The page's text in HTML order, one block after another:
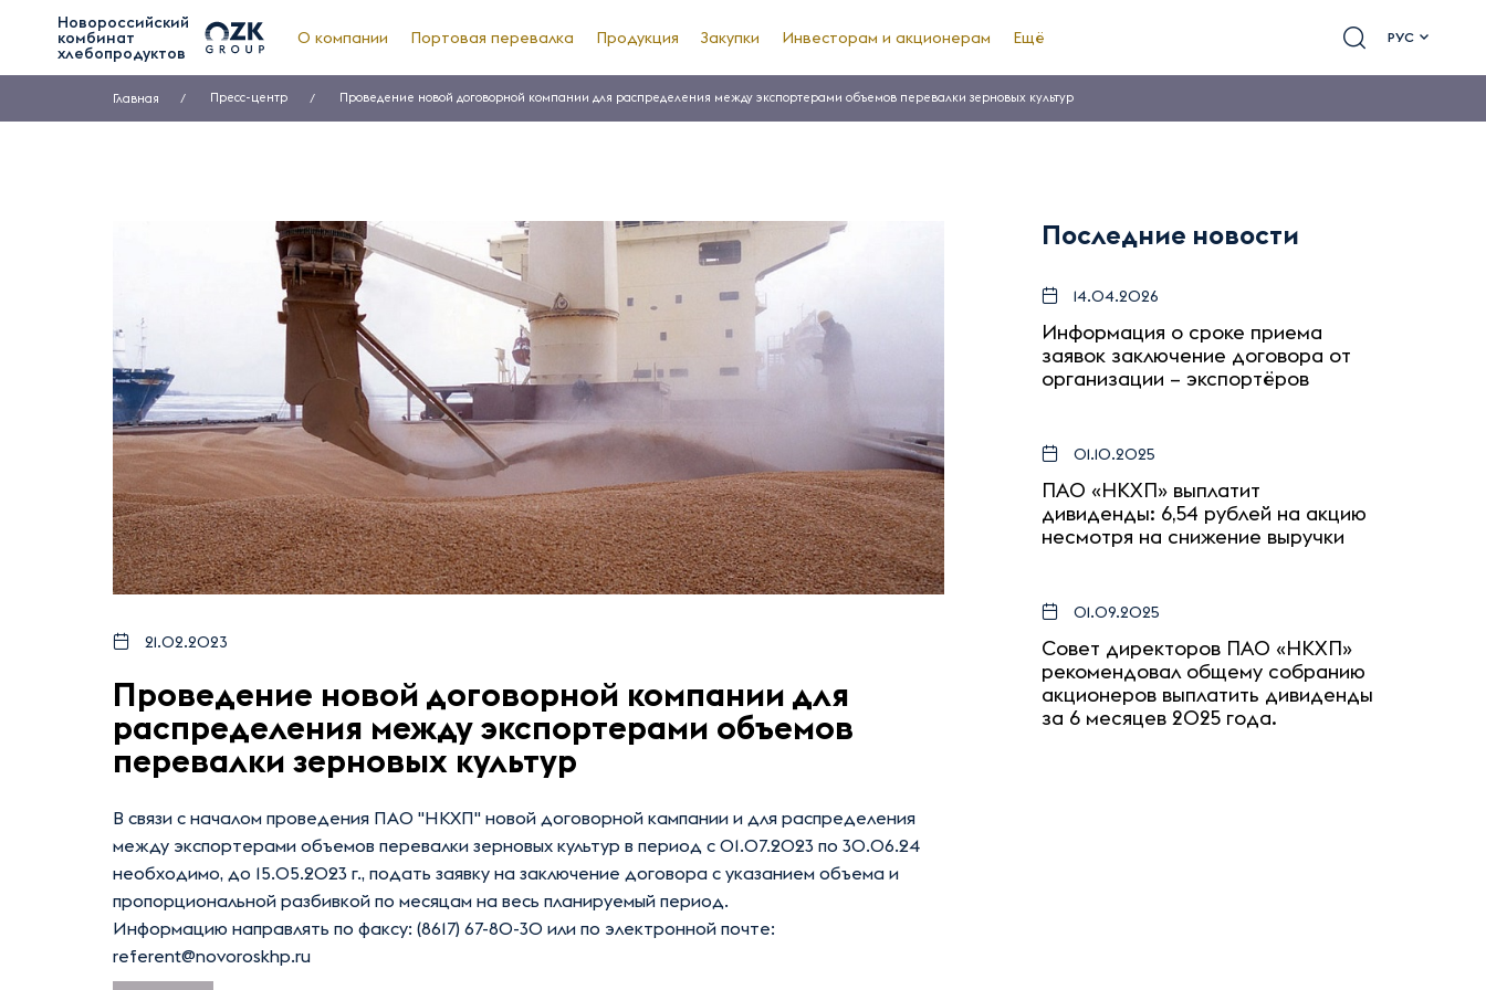
Новороссийский
комбинат
хлебопродуктов
О компании Портовая перевалка Продукция Закупки Инвесторам и акционерам Ещё РУС
Главная Пресс-центр Проведение новой договорной компании для распределения между экспортерами объемов перевалки зерновых культур
21.02.2023
Проведение новой договорной компании для
распределения между экспортерами объемов
перевалки зерновых культур
В связи с началом проведения ПАО "НКХП" новой договорной кампании и для распределения
между экспортерами объемов перевалки зерновых культур в период с 01.07.2023 по 30.06.24
необходимо, до 15.05.2023 г., подать заявку на заключение договора с указанием объема и
пропорциональной разбивкой по месяцам на весь планируемый период.
Информацию направлять по факсу: (8617) 67-80-30 или по электронной почте:
referent@novoroskhp.ru
Последние новости
14.04.2026
Информация о сроке приема
заявок заключение договора от
организации – экспортёров
01.10.2025
ПАО «НКХП» выплатит
дивиденды: 6,54 рублей на акцию
несмотря на снижение выручки
01.09.2025
Совет директоров ПАО «НКХП»
рекомендовал общему собранию
акционеров выплатить дивиденды
за 6 месяцев 2025 года.